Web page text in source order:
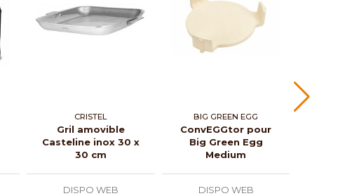
CRISTEL
Gril amovible
Casteline inox 30 x
30 cm
DISPO WEB
BIG GREEN EGG
ConvEGGtor pour
Big Green Egg
Medium
DISPO WEB